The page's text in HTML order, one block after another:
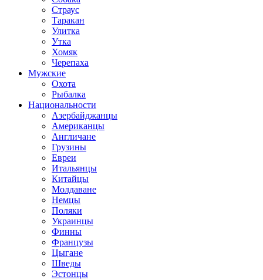
Страус
Таракан
Улитка
Утка
Хомяк
Черепаха
Мужские
Охота
Рыбалка
Национальности
Азербайджанцы
Американцы
Англичане
Грузины
Евреи
Итальянцы
Китайцы
Молдаване
Немцы
Поляки
Украинцы
Финны
Французы
Цыгане
Шведы
Эстонцы